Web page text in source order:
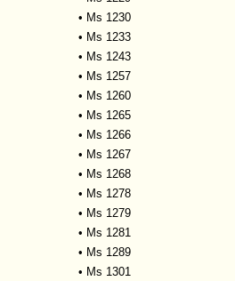
• Ms 1230
• Ms 1233
• Ms 1243
• Ms 1257
• Ms 1260
• Ms 1265
• Ms 1266
• Ms 1267
• Ms 1268
• Ms 1278
• Ms 1279
• Ms 1281
• Ms 1289
• Ms 1301